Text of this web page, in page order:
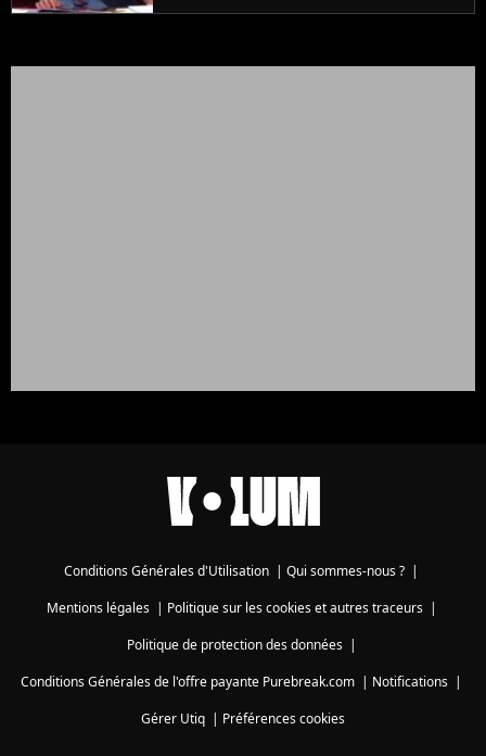
Conditions Générales d'Utilisation | Qui sommes-nous ? |
Mentions légales| Politique sur les cookies et autres traceurs|
Politique de protection des données|
Conditions Générales de l'offre payante Purebreak.com | Notifications |
Gérer Utiq | Préférences cookies